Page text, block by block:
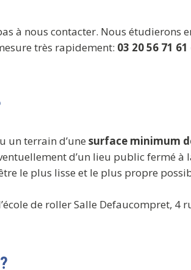
à nous contacter. Nous étudierons
très rapidement: 03 20 56 71
un terrain d’une surface minimum
d’un lieu public fermé à
le plus lisse et le plus propre
de roller Salle Defaucompret, 4